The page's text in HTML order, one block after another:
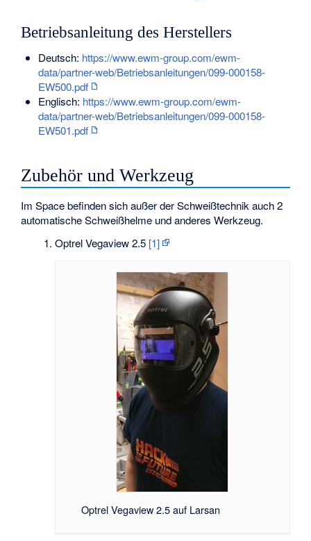
Betriebsanleitung des Herstellers
Deutsch: https://www.ewm-group.com/ewm-
data/partner-web/Betriebsanleitungen/099-000158-
EW500.pdf
Englisch: https://www.ewm-group.com/ewm-
data/partner-web/Betriebsanleitungen/099-000158-
EW501.pdf
Zubehör und Werkzeug
Im Space befinden sich außer der Schweißtechnik auch 2
automatische Schweißhelme und anderes Werkzeug.
Optrel Vegaview 2.5 [1]
Optrel Vegaview 2.5 auf Larsan